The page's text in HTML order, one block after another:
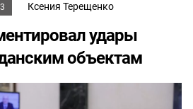
Ксения Терещенко
удары
объектам